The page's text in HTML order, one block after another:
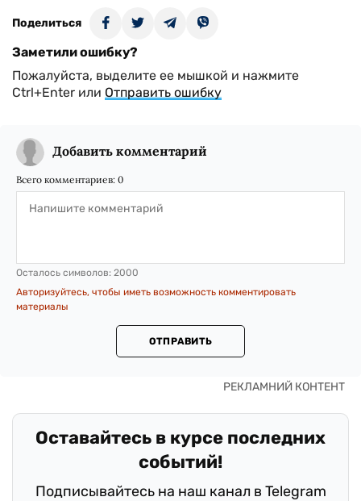
Поделиться
Заметили ошибку?
Пожалуйста, выделите ее мышкой и нажмите
Ctrl+Enter или Отправить ошибку
Добавить комментарий
Всего комментариев: 0
Осталось символов: 2000
Авторизуйтесь, чтобы иметь возможность комментировать
материалы
ОТПРАВИТЬ
Оставайтесь в курсе последних
событий!
Подписывайтесь на наш канал в Telegram